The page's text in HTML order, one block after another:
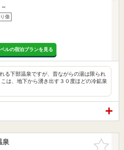
傷
ルの宿泊プランを見る
る下部温泉ですが、昔ながらの湯は限られ
は、地下から湧き出す３０度ほどの冷鉱泉
お気に入
泉